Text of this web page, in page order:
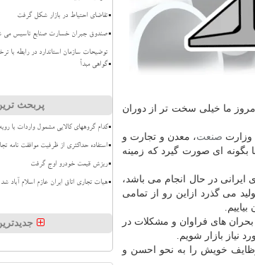
ما خیلی سخت تر از دوران
وزارت صنعت، معدن و تجارت و
بگونه ای صورت گیرد که زمینه
در حال انجام می باشد،
می گذرد ازاین رو از تمامی
های فراوان و مشکلات در
نیاز بازار شویم.
وظایف خویش را به نحو احسن و
تقاضای احتیاط در بازار شکل گرفت
صندوق جبران خسارت صنایع تاسیس می
توضیحات سازمان استاندارد در رابطه با
گواهی مبدأ
پربحث
کدام گروههای کالایی مشمول واردات با
استفاده حداکثری از ظرفیت موافقت نامه
ریزش قیمت خودرو اوج گرفت
هیات تجاری اتاق ایران عازم اسلام آباد شد